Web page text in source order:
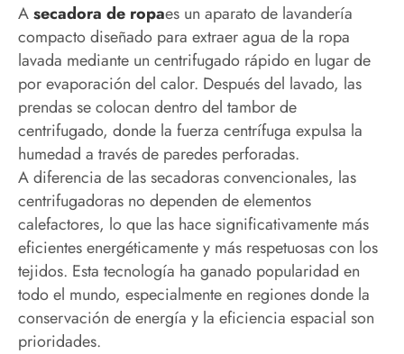
Asecadora de ropaes un aparato de lavandería
compacto diseñado para extraer agua de la ropa
lavada mediante un centrifugado rápido en lugar de
por evaporación del calor. Después del lavado, las
prendas se colocan dentro del tambor de
centrifugado, donde la fuerza centrífuga expulsa la
humedad a través de paredes perforadas.
A diferencia de las secadoras convencionales, las
centrifugadoras no dependen de elementos
calefactores, lo que las hace significativamente más
eficientes energéticamente y más respetuosas con los
tejidos. Esta tecnología ha ganado popularidad en
todo el mundo, especialmente en regiones donde la
conservación de energía y la eficiencia espacial son
prioridades.